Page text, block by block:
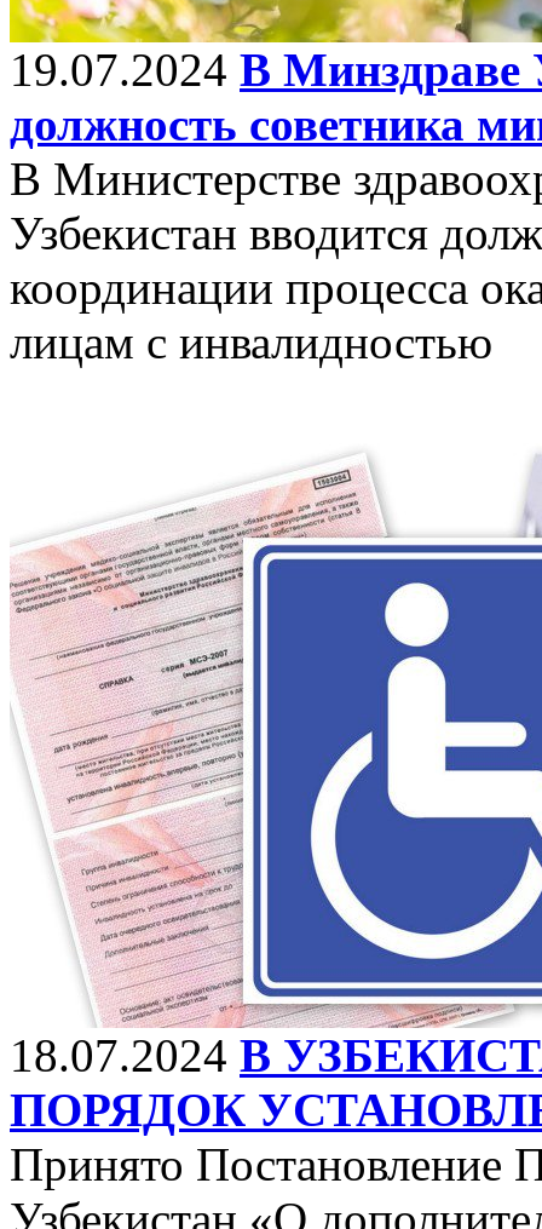
19.07.2024 В Минздраве
должность советника
В Министерстве
Узбекистан вводится
координации процесса
лицам с инвалидностью
18.07.2024 В
ПОРЯДОК
Принято Постановление
Узбекистан «О